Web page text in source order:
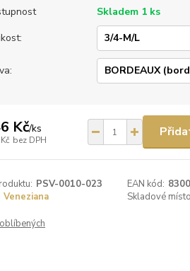
Skladem 1 ks
Kč/ks
bez DPH
PSV-0010-023 EAN kód:
Veneziana Skladové